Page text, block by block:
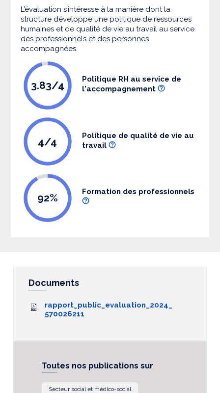
L’évaluation s’intéresse à la manière dont la
structure développe une politique de ressources
humaines et de qualité de vie au travail au service
des professionnels et des personnes
accompagnées.
3.83/4
Politique RH au service de
l'accompagnement
4/4
Politique de qualité de vie au
travail
92% Formation des professionnels
Documents
rapport_public_evaluation_2024_
570026211
Toutes nos publications sur
Secteur social et médico-social